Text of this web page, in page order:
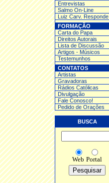
Entrevistas
Salmo On-Line
Luiz Carv. Responde
FORMAÇÃO
Carta do Papa
Direitos Autorais
Lista de Discussão
Artigos - Músicos
Testemunhos
CONTATOS
Artistas
Gravadoras
Rádios Católicas
Divulgação
Fale Conosco!
Pedido de Orações
BUSCA
Web Portal